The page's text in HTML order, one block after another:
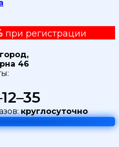
при регистрации
46
круглосуточно